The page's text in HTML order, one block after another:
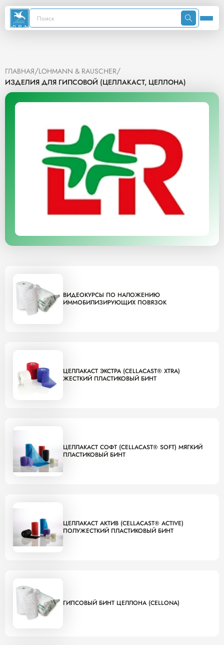
ГЛАВНАЯ/LOHMANN & RAUSCHER/
ИЗДЕЛИЯ ДЛЯ ГИПСОВОЙ (ЦЕЛЛАКАСТ, ЦЕЛЛОНА)
ВИДЕОКУРСЫ ПО НАЛОЖЕНИЮ
ИММОБИЛИЗИРУЮЩИХ ПОВЯЗОК
ЦЕЛЛАКАСТ ЭКСТРА (CELLACAST® XTRA)
ЖЕСТКИЙ ПЛАСТИКОВЫЙ БИНТ
ЦЕЛЛАКАСТ СОФТ (CELLACAST® SOFT) МЯГКИЙ
ПЛАСТИКОВЫЙ БИНТ
ЦЕЛЛАКАСТ АКТИВ (CELLACAST® ACTIVE)
ПОЛУЖЕСТКИЙ ПЛАСТИКОВЫЙ БИНТ
ГИПСОВЫЙ БИНТ ЦЕЛЛОНА (CELLONA)